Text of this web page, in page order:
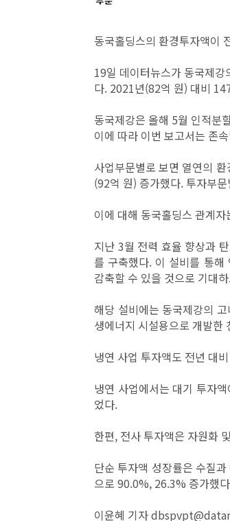
동국홀딩스의 환경투자액이
19일 데이터뉴스가 동국제
다. 2021년(82억 원) 대비
동국제강은 올해 5월 인적분
이에 따라 이번 보고서는 존
사업부문별로 보면 열연의
(92억 원) 증가했다. 투자부
이에 대해 동국홀딩스 관계
지난 3월 전력 효율 향상과
를 구축했다. 이 설비를 통
감축할 수 있을 것으로 기대
해당 설비에는 동국제강의
생에너지 시설용으로 개발한
냉연 사업 투자액도 전년 대
냉연 사업에서는 대기 투자
었다.
한편, 전사 투자액은 자원화
단순 투자액 성장률은 수질
으로 90.0%, 26.3% 증가했
이윤혜 기자